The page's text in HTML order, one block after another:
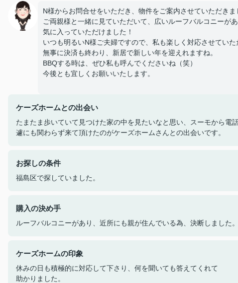
N様からお問合せをいただき、物件をご案内させていただきま
ご両親様と一緒に見ていただいて、広いルーフバルコニーが
気に入っていただけました！
いつも明るいN様ご夫婦ですので、私も楽しく対応させてい
無事に決済も終わり、新居で新しい年を迎えれますね。
BBQする時は、ぜひ私も呼んでくださいね（笑）
今後とも宜しくお願いいたします。
ケーズホームとの出会い
たまたま歩いていて見つけた家の中を見たいなと思い、スーモから電
遽にも関わらず来て頂けたのがケーズホームさんとの出会いです。
お探しの条件
福島区で探していました。
購入の決め手
ルーフバルコニーがあり、近所にも親が住んでいる為、決断しました。
ケーズホームの印象
休みの日も積極的に対応して下さり、何を聞いても答えてくれて
助かりました。